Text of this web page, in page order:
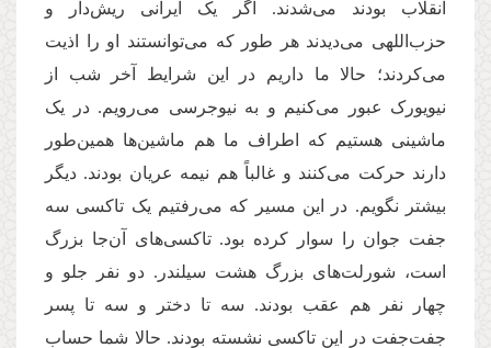
انقلاب بودند می‌شدند. اگر یک ایرانی ریش‌دار و
حزب‌اللهی می‌دیدند هر طور که می‌توانستند او را اذیت
می‌کردند؛ حالا ما داریم در این شرایط آخر شب از
نیویورک عبور می‌کنیم و به نیوجرسی می‌رویم. در یک
ماشینی هستیم که اطراف ما هم ماشین‌ها همین‌طور
دارند حرکت می‌کنند و غالباً هم نیمه عریان بودند. دیگر
بیشتر نگویم. در این مسیر که می‌رفتیم یک تاکسی سه
جفت جوان را سوار کرده بود. تاکسی‌های آن‌جا بزرگ
است، شورلت‌های بزرگ هشت سیلندر. دو نفر جلو و
چهار نفر هم عقب بودند. سه تا دختر و سه تا پسر
جفت‌جفت در این تاکسی نشسته بودند. حالا شما حساب